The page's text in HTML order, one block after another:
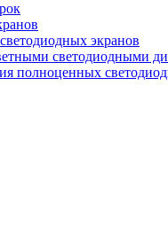
экранов
светодиодными
полноценных